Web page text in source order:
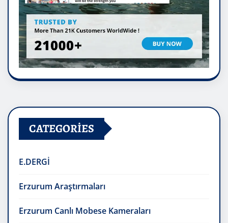
CATEGORIES
E.DERGİ
Erzurum Araştırmaları
Erzurum Canlı Mobese Kameraları